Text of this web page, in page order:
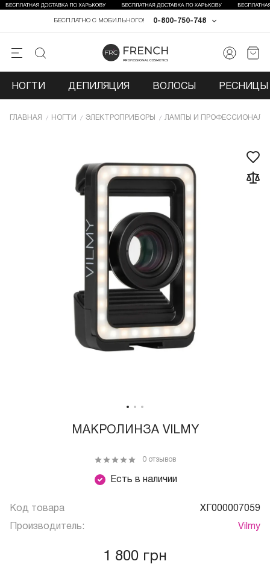
0-800-750-748
БЕСПЛАТНО С МОБИЛЬНОГО!
НОГТИ ДЕПИЛЯЦИЯ ВОЛОСЫ РЕСНИЦЫ
ГЛАВНАЯ НОГТИ ЭЛЕКТРОПРИБОРЫ ЛАМПЫ И
МАКРОЛИНЗА VILMY
Есть в наличии
0 отзывов
Код товара ХГ000007059
Производитель: Vilmy
1 800 грн